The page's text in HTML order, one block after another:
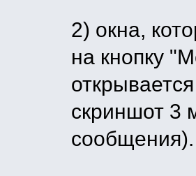
2) окна,
на кнопку
скриншот 3
сообщения).